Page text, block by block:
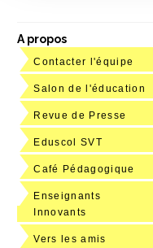
A propos
Contacter l'équipe
Salon de l'éducation
Revue de Presse
Eduscol SVT
Café Pédagogique
Enseignants
Innovants
Vers les amis